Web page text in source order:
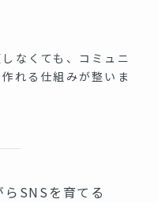
なくても、コミュニ
れる仕組みが整いま
SNSを育てる